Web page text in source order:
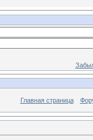
Главная страница